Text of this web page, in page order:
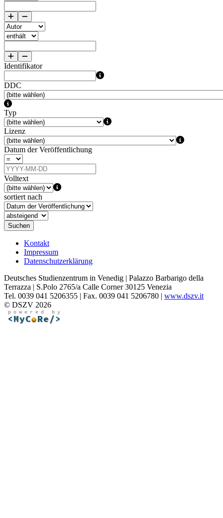
Identifikator
DDC
Typ
Lizenz
Datum der Veröffentlichung
Volltext
sortiert nach
Suchen
Kontakt
Impressum
Datenschutzerklärung
Deutsches Studienzentrum in Venedig | Palazzo Barbarigo della
Terrazza | S.Polo 2765/a Calle Corner 30125 Venezia
Tel. 0039 041 5206355 | Fax. 0039 041 5206780 | www.dszv.it
© DSZV 2026